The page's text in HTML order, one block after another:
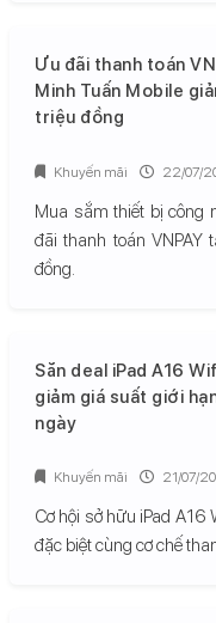
Ưu đãi thanh toán
Minh Tuấn Mobile
triệu đồng
Mua sắm thiết bị công
đãi thanh toán VNPAY
đồng.
Khuyến mãi 22/07/
Săn deal iPad A16
giảm giá suất giới
ngày
Cơ hội sở hữu iPad
đặc biệt cùng cơ chế
Khuyến mãi 21/07/